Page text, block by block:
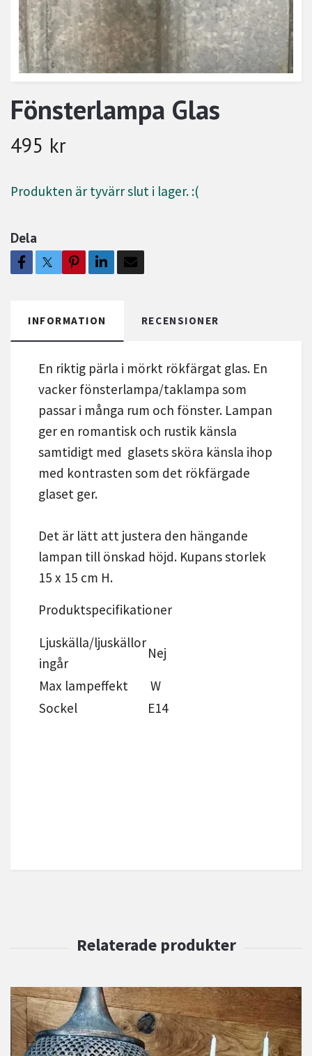
Fönsterlampa Glas
495 kr
Produkten är tyvärr slut i lager. :(
Dela
INFORMATION RECENSIONER
En riktig pärla i mörkt rökfärgat glas. En
vacker fönsterlampa/taklampa som
passar i många rum och fönster. Lampan
ger en romantisk och rustik känsla
samtidigt med glasets sköra känsla ihop
med kontrasten som det rökfärgade
glaset ger.
Det är lätt att justera den hängande
lampan till önskad höjd. Kupans storlek
15 x 15 cm H.
Produktspecifikationer
Ljuskälla/ljuskällor
ingår
Nej
Max lampeffekt
W
Sockel
E14